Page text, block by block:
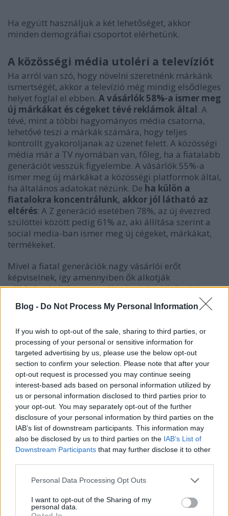
Blog - Do Not Process My Personal Information
If you wish to opt-out of the sale, sharing to third parties, or
processing of your personal or sensitive information for
targeted advertising by us, please use the below opt-out
section to confirm your selection. Please note that after your
opt-out request is processed you may continue seeing
interest-based ads based on personal information utilized by
us or personal information disclosed to third parties prior to
your opt-out. You may separately opt-out of the further
disclosure of your personal information by third parties on the
IAB’s list of downstream participants. This information may
also be disclosed by us to third parties on the IAB’s List of
Downstream Participants that may further disclose it to other
Please note that this website/app uses one or more Google
not limited to your visit or usage behaviour. You may click to
grant or deny consent to Google and its third-party tags to
Personal Data Processing Opt Outs
I want to opt-out of the Sharing of my
personal data.
Ha együtt használjuk a két lehetőséget, akkor
minden demográfiai csoportot elérhetünk.
A közösségi média utoléri a televíziót
Ha arról van szó, hogy növelni szeretnénk márkánk
ismertségét, akkor a televízió még mindig elsődleges
helyet foglal el ebben. A vásárlók 58%-a ismer meg
új márkákat és cégeket tévé reklámok által. A
tévé, mint a többi hagyományos média csatorna,
lehetővé teszi a márkák számára, hogy teljes
kontrollt gyakoroljanak az üzenet felett. A közösségi
média már a TV nyomában van, főleg, ha a fiatalabb
generációt vesszük figyelembe. A vásárlók 55%-a
ismer meg új márkákat a közösségi platformok által,
ha általános adatokat nézünk. De ha külön a
fiatalokra koncentrálunk, akkor jól látható az
eltérés: A Z generáció esetében 78%, az új évezred
szülöttei között pedig 61% az, aki állítása szerint a
social media-ban ismer meg új cégeket, márkákat,
termékeket.
Mivel a fiatal generációk nagy vásárlói erőt
képviselnek, így amennyiben ők alkotják
célközönségünket, muszáj nyitnunk a közösségi